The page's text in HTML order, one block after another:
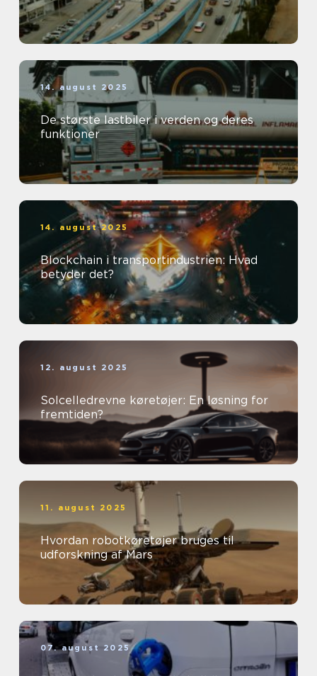
14. august 2025
De største lastbiler i verden og deres
funktioner
14. august 2025
Blockchain i transportindustrien: Hvad
betyder det?
12. august 2025
Solcelledrevne køretøjer: En løsning for
fremtiden?
11. august 2025
Hvordan robotkøretøjer bruges til
udforskning af Mars
07. august 2025